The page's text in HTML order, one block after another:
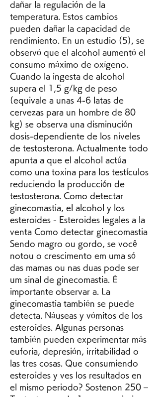
dañar la regulación de la
temperatura. Estos cambios
pueden dañar la capacidad de
rendimiento. En un estudio (5), se
observó que el alcohol aumentó el
consumo máximo de oxígeno.
Cuando la ingesta de alcohol
supera el 1,5 g/kg de peso
(equivale a unas 4-6 latas de
cervezas para un hombre de 80
kg) se observa una disminución
dosis-dependiente de los niveles
de testosterona. Actualmente todo
apunta a que el alcohol actúa
como una toxina para los testículos
reduciendo la producción de
testosterona. Como detectar
ginecomastia, el alcohol y los
esteroides - Esteroides legales a la
venta Como detectar ginecomastia
Sendo magro ou gordo, se você
notou o crescimento em uma só
das mamas ou nas duas pode ser
um sinal de ginecomastia. É
importante observar a. La
ginecomastia también se puede
detecta. Náuseas y vómitos de los
esteroides. Algunas personas
también pueden experimentar más
euforia, depresión, irritabilidad o
las tres cosas. Que consumiendo
esteroides y ves los resultados en
el mismo periodo? Sostenon 250 –